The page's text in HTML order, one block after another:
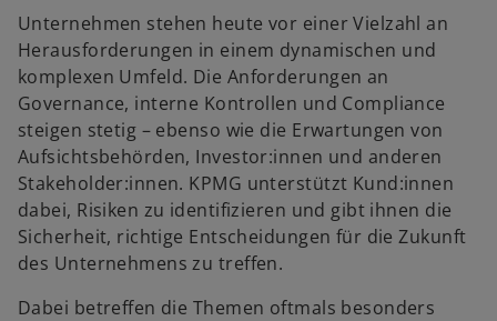
Unternehmen stehen heute vor einer Vielzahl an
Herausforderungen in einem dynamischen und
komplexen Umfeld. Die Anforderungen an
Governance, interne Kontrollen und Compliance
steigen stetig – ebenso wie die Erwartungen von
Aufsichtsbehörden, Investor:innen und anderen
Stakeholder:innen. KPMG unterstützt Kund:innen
dabei, Risiken zu identifizieren und gibt ihnen die
Sicherheit, richtige Entscheidungen für die Zukunft
des Unternehmens zu treffen.
Dabei betreffen die Themen oftmals besonders